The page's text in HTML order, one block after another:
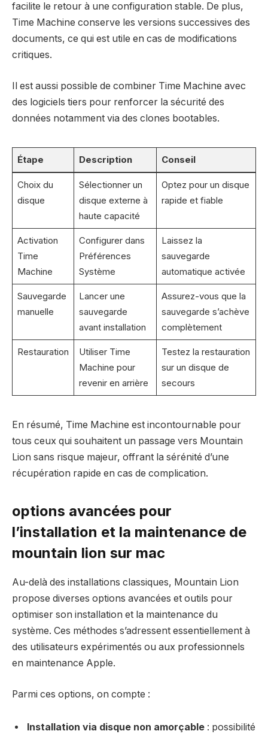
facilite le retour à une configuration stable. De plus,
Time Machine conserve les versions successives des
documents, ce qui est utile en cas de modifications
critiques.
Il est aussi possible de combiner Time Machine avec
des logiciels tiers pour renforcer la sécurité des
données notamment via des clones bootables.
Étape Description Conseil
Choix du
disque
Sélectionner un
disque externe à
haute capacité
Optez pour un disque
rapide et fiable
Activation
Time
Machine
Configurer dans
Préférences
Système
Laissez la
sauvegarde
automatique activée
Sauvegarde
manuelle
Lancer une
sauvegarde
avant installation
Assurez-vous que la
sauvegarde s’achève
complètement
Restauration
Utiliser Time
Machine pour
revenir en arrière
Testez la restauration
sur un disque de
secours
En résumé, Time Machine est incontournable pour
tous ceux qui souhaitent un passage vers Mountain
Lion sans risque majeur, offrant la sérénité d’une
récupération rapide en cas de complication.
options avancées pour
l’installation et la maintenance de
mountain lion sur mac
Au-delà des installations classiques, Mountain Lion
propose diverses options avancées et outils pour
optimiser son installation et la maintenance du
système. Ces méthodes s’adressent essentiellement à
des utilisateurs expérimentés ou aux professionnels
en maintenance Apple.
Parmi ces options, on compte :
Installation via disque non amorçable : possibilité